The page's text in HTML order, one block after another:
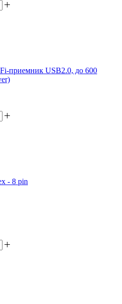
приемник USB2.0, до 600
- 8 pin